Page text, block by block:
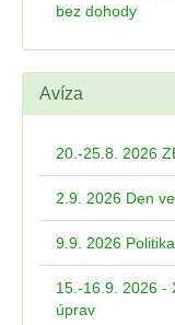
bez dohody
Avíza
20.-25.8. 2026
2.9. 2026 Den
9.9. 2026
15.-16.9. 2026 -
úprav